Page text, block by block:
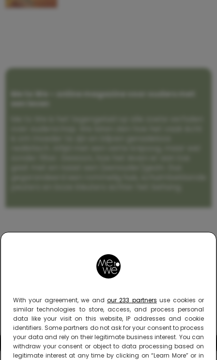
With your agreement, we and our 233 partners use cookies or
similar technologies to store, access, and process personal
data like your visit on this website, IP addresses and cookie
identifiers. Some partners do not ask for your consent to process
your data and rely on their legitimate business interest. You can
withdraw your consent or object to data processing based on
legitimate interest at any time by clicking on “Learn More” or in
Me to We – online magazine voor ouders met